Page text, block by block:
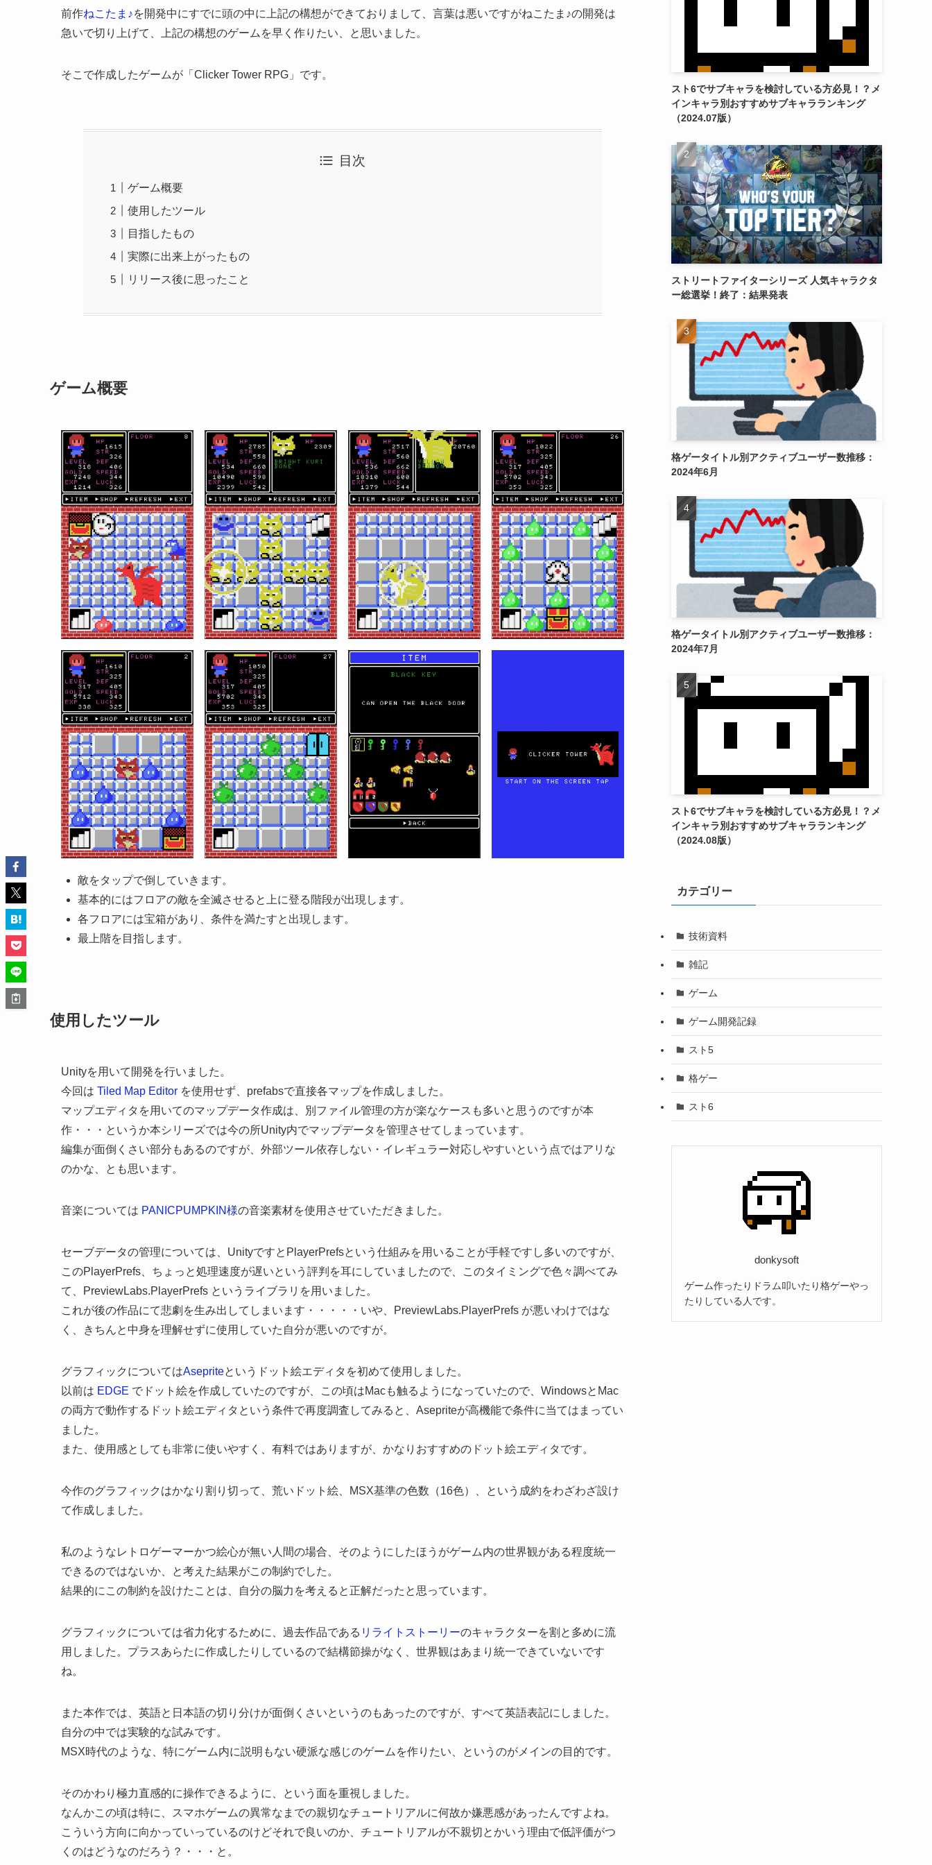
前作ねこたま♪を開発中にすでに頭の中に上記の構想ができておりまして、言葉は悪いですがねこたま♪の開発は
急いで切り上げて、上記の構想のゲームを早く作りたい、と思いました。
そこで作成したゲームが「Clicker Tower RPG」です。
目次
ゲーム概要
使用したツール
目指したもの
実際に出来上がったもの
リリース後に思ったこと
ゲーム概要
敵をタップで倒していきます。
基本的にはフロアの敵を全滅させると上に登る階段が出現します。
各フロアには宝箱があり、条件を満たすと出現します。
最上階を目指します。
使用したツール
Unityを用いて開発を行いました。
今回は Tiled Map Editor を使用せず、prefabsで直接各マップを作成しました。
マップエディタを用いてのマップデータ作成は、別ファイル管理の方が楽なケースも多いと思うのですが本
作・・・というか本シリーズでは今の所Unity内でマップデータを管理させてしまっています。
編集が面倒くさい部分もあるのですが、外部ツール依存しない・イレギュラー対応しやすいという点ではアリな
のかな、とも思います。
音楽については PANICPUMPKIN様の音楽素材を使用させていただきました。
セーブデータの管理については、UnityですとPlayerPrefsという仕組みを用いることが手軽ですし多いのですが、
このPlayerPrefs、ちょっと処理速度が遅いという評判を耳にしていましたので、このタイミングで色々調べてみ
て、PreviewLabs.PlayerPrefs というライブラリを用いました。
これが後の作品にて悲劇を生み出してしまいます・・・・・いや、PreviewLabs.PlayerPrefs が悪いわけではな
く、きちんと中身を理解せずに使用していた自分が悪いのですが。
グラフィックについてはAsepriteというドット絵エディタを初めて使用しました。
以前は EDGE でドット絵を作成していたのですが、この頃はMacも触るようになっていたので、WindowsとMac
の両方で動作するドット絵エディタという条件で再度調査してみると、Asepriteが高機能で条件に当てはまってい
ました。
また、使用感としても非常に使いやすく、有料ではありますが、かなりおすすめのドット絵エディタです。
今作のグラフィックはかなり割り切って、荒いドット絵、MSX基準の色数（16色）、という成約をわざわざ設け
て作成しました。
私のようなレトロゲーマーかつ絵心が無い人間の場合、そのようにしたほうがゲーム内の世界観がある程度統一
できるのではないか、と考えた結果がこの制約でした。
結果的にこの制約を設けたことは、自分の脳力を考えると正解だったと思っています。
グラフィックについては省力化するために、過去作品である リライトストーリーのキャラクターを割と多めに流
用しました。プラスあらたに作成したりしているので結構節操がなく、世界観はあまり統一できていないです
ね。
また本作では、英語と日本語の切り分けが面倒くさいというのもあったのですが、すべて英語表記にしました。
自分の中では実験的な試みです。
MSX時代のような、特にゲーム内に説明もない硬派な感じのゲームを作りたい、というのがメインの目的です。
そのかわり極力直感的に操作できるように、という面を重視しました。
なんかこの頃は特に、スマホゲームの異常なまでの親切なチュートリアルに何故か嫌悪感があったんですよね。
こういう方向に向かっていっているのけどそれで良いのか、チュートリアルが不親切とかいう理由で低評価がつ
くのはどうなのだろう？・・・と。
スト6でサブキャラを検討している方必見！？メ
インキャラ別おすすめサブキャラランキング
（2024.07版）
ストリートファイターシリーズ 人気キャラクタ
ー総選挙！終了：結果発表
格ゲータイトル別アクティブユーザー数推移：
2024年6月
格ゲータイトル別アクティブユーザー数推移：
2024年7月
スト6でサブキャラを検討している方必見！？メ
インキャラ別おすすめサブキャラランキング
（2024.08版）
カテゴリー
技術資料
雑記
ゲーム
ゲーム開発記録
スト5
格ゲー
スト6
donkysoft
ゲーム作ったりドラム叩いたり格ゲーやっ
たりしている人です。